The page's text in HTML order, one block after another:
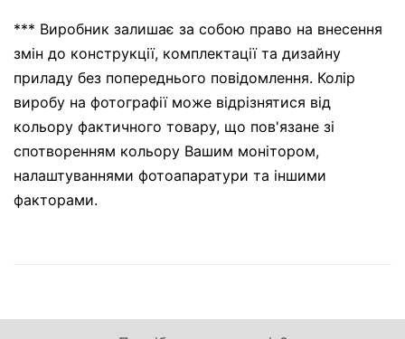
*** Виробник залишає за собою право на внесення
змін до конструкції, комплектації та дизайну
приладу без попереднього повідомлення. Колір
виробу на фотографії може відрізнятися від
кольору фактичного товару, що пов'язане зі
спотворенням кольору Вашим монітором,
налаштуваннями фотоапаратури та іншими
факторами.